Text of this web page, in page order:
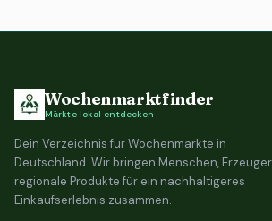
Wochenmarktfinder
Märkte lokal entdecken
Dein Verzeichnis für Wochenmärkte in
Deutschland. Wir bringen Menschen,
regionale Produkte für ein nachhaltigeres
Einkaufserlebnis zusammen.